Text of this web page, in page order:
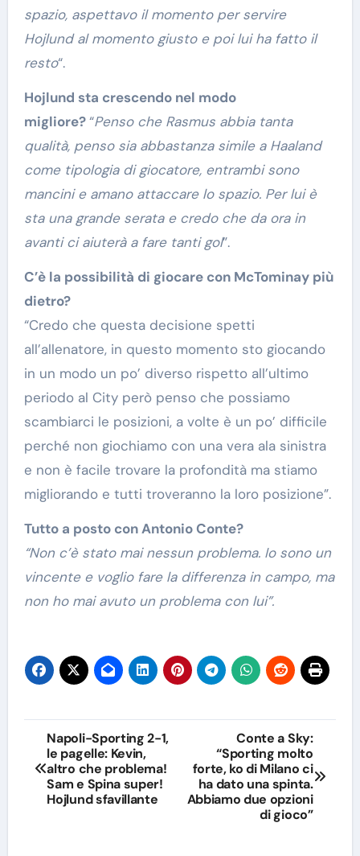
spazio, aspettavo il momento per servire
Hojlund al momento giusto e poi lui ha fatto il
resto“.
Hojlund sta crescendo nel modo
migliore?“Penso che Rasmus abbia tanta
qualità, penso sia abbastanza simile a Haaland
come tipologia di giocatore, entrambi sono
mancini e amano attaccare lo spazio. Per lui è
sta una grande serata e credo che da ora in
avanti ci aiuterà a fare tanti gol”.
C’è la possibilità di giocare con McTominay più
dietro?
“Credo che questa decisione spetti
all’allenatore, in questo momento sto giocando
in un modo un po’ diverso rispetto all’ultimo
periodo al City però penso che possiamo
scambiarci le posizioni, a volte è un po’ difficile
perché non giochiamo con una vera ala sinistra
e non è facile trovare la profondità ma stiamo
migliorando e tutti troveranno la loro posizione”.
Tutto a posto con Antonio Conte?
“Non c’è stato mai nessun problema. Io sono un
vincente e voglio fare la differenza in campo, ma
non ho mai avuto un problema con lui”.
Navigazione
articoli
Napoli-Sporting 2-1,
le pagelle: Kevin,
altro che problema!
Sam e Spina super!
Hojlund sfavillante
Conte a Sky:
“Sporting molto
forte, ko di Milano ci
ha dato una spinta.
Abbiamo due opzioni
di gioco”